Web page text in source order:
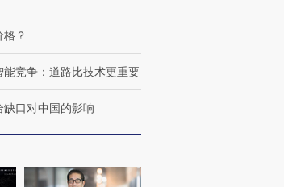
？
能竞争：道路比技术更重要
缺口对中国的影响